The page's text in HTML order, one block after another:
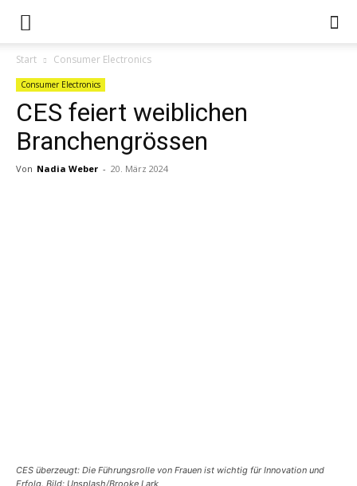
Start Consumer Electronics
Consumer Electronics
CES feiert weiblichen
Branchengrössen
Von Nadia Weber - 20. März 2024
CES überzeugt: Die Führungsrolle von Frauen ist wichtig für Innovation und
Erfolg. Bild: Unsplash/Brooke Lark